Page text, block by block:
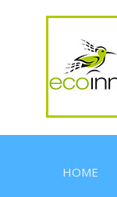
HOME